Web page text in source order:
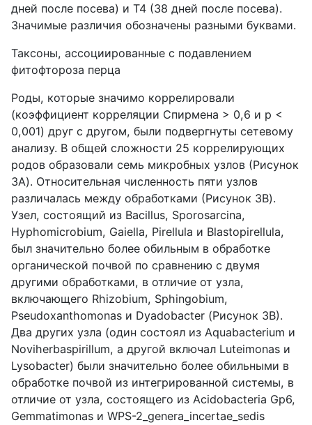
дней после посева) и T4 (38 дней после посева).
Значимые различия обозначены разными буквами.
Таксоны, ассоциированные с подавлением
фитофтороза перца
Роды, которые значимо коррелировали
(коэффициент корреляции Спирмена > 0,6 и p <
0,001) друг с другом, были подвергнуты сетевому
анализу. В общей сложности 25 коррелирующих
родов образовали семь микробных узлов (Рисунок
3A). Относительная численность пяти узлов
различалась между обработками (Рисунок 3B).
Узел, состоящий из Bacillus, Sporosarcina,
Hyphomicrobium, Gaiella, Pirellula и Blastopirellula,
был значительно более обильным в обработке
органической почвой по сравнению с двумя
другими обработками, в отличие от узла,
включающего Rhizobium, Sphingobium,
Pseudoxanthomonas и Dyadobacter (Рисунок 3B).
Два других узла (один состоял из Aquabacterium и
Noviherbaspirillum, а другой включал Luteimonas и
Lysobacter) были значительно более обильными в
обработке почвой из интегрированной системы, в
отличие от узла, состоящего из Acidobacteria Gp6,
Gemmatimonas и WPS-2_genera_incertae_sedis